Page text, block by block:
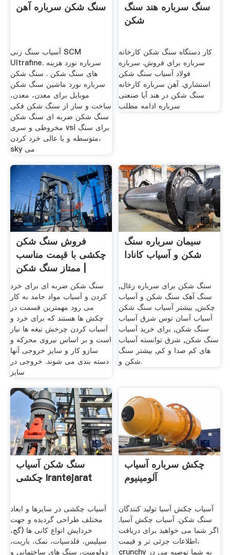
سنگ شکن سرباره آهن
آسیاب سنگ زنی SCM
Ultrafine. سرباره نورد هزینه
های سنگ شکن . سنگ شکن
سرباره نورد ماشین سنگ شکن
موبایل برای معدن، معدن،
ساخت و ساز از سنگ شکن فکی
سنگ شکن ضربه ای سنگ شکن
مخروطی و سری vsi برای سنگ
متوسطه و یا عالی خرد کردن،
sky می
سنگ سرباره هند سنگ
شکن
کار دستگاه سنگ شکن کارخانه
سرباره برای فروش. سرباره
فولاد آسیاب سنگ شکن
استشاري. آهن سرباره کارخانه
سنگ شکن در هند آیا صنعتی
سرباره ادامه مطلب
فروش سنگ شکن
چکشی با قیمت مناسب
| ممتاز سنگ شکن
سنگ شکن ضربه ای برای خرد
کردن و آسیاب مواد جامد به کار
می رود مهمترین قسمت در
چکش ها هستند که برای خرد و
آسیاب کردن چرخش تیغه ها نیاز
است و بر اساس نیروی محرکه و
سازو کار و سایز خروجی آنها
دسته بندی می شوند. خروجی در
سایز
سیمان سرباره سنگ
شکن و آسیاب کانادا
سنگ شکن برای سرباره زغال,
سنگ آهک سنگ شکن و آسیاب
چکش, بیشتر آسیاب سنگ شکن
آسیاب آسان توس شرق آسیاب
سنگ شکن, برای خرید آسیاب
سنگ شکن, شرق توانسته آسیاب
های کم صدا و کم, بیشتر سنگ
شکن و.
سنگ شکن آسیاب
چکشی Irantejarat
آسیاب چکشی در سایزها و ابعاد
مختلف طراحی گردیده و جهت
خردایش انواع کانی ها (گچ،
سیلیس، فلدسپات، نمک، باریت،
دولومیت، سنگ های ساختمانی و
چکش سرباره آسیاب
آلومینیوم
آسیاب چکش آسیا تولید کنندگان
سنگ شکن. آسیاب چکش آسیا.
اگر شما می خواهید برای دریافت
اطلاعات جزئی تر و قیمت،
crunchy به شما توصیه می در